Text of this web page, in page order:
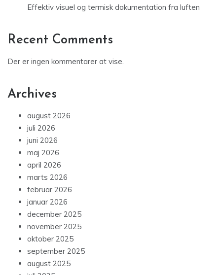
Effektiv visuel og termisk dokumentation fra luften
Recent Comments
Der er ingen kommentarer at vise.
Archives
august 2026
juli 2026
juni 2026
maj 2026
april 2026
marts 2026
februar 2026
januar 2026
december 2025
november 2025
oktober 2025
september 2025
august 2025